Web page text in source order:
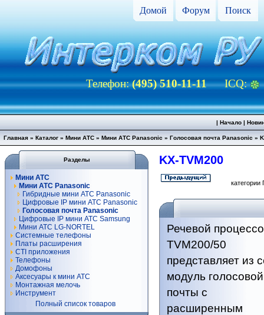
Домой Форум Поиск
Телефон:(495) 510-11-11ICQ:
| Начало|
Главная » Каталог » Мини АТС » Мини АТС Panasonic » Голосовая почта Panasonic »
Разделы
Мини АТС
Мини АТС Panasonic
Гибридные мини АТС Panasonic
Цифровые IP мини АТС Panasonic
Голосовая почта Panasonic
Цифровые IP мини АТС Samsung
Мини АТС LG-NORTEL
Системные телефоны
Платы расширения
CTI приложения
Телефоны
Домофоны
Аксесуары к мини АТС
Монтажная мелочь
Инструмент
Полный список товаров
KX-TVM200
категории
Речевой
TVM200/50
представляет из
модуль голосовой
почты с
расширенным